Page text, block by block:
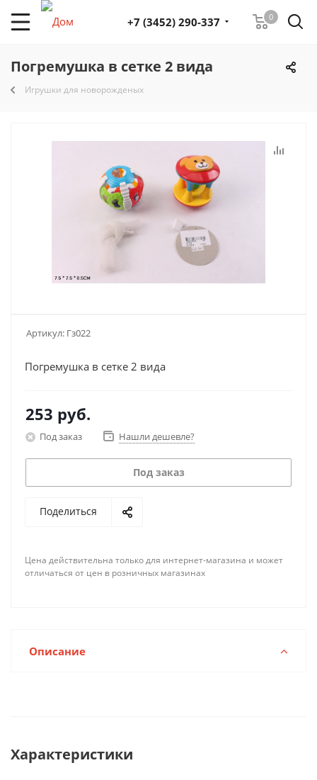
0
+7 (3452) 290-337
Погремушка в сетке 2 вида
Игрушки для новорожденых
Артикул: Гз022
Погремушка в сетке 2 вида
253 руб.
Под заказ Нашли дешевле?
Под заказ
Поделиться
Цена действительна только для интернет-магазина и может
отличаться от цен в розничных магазинах
Описание
Характеристики